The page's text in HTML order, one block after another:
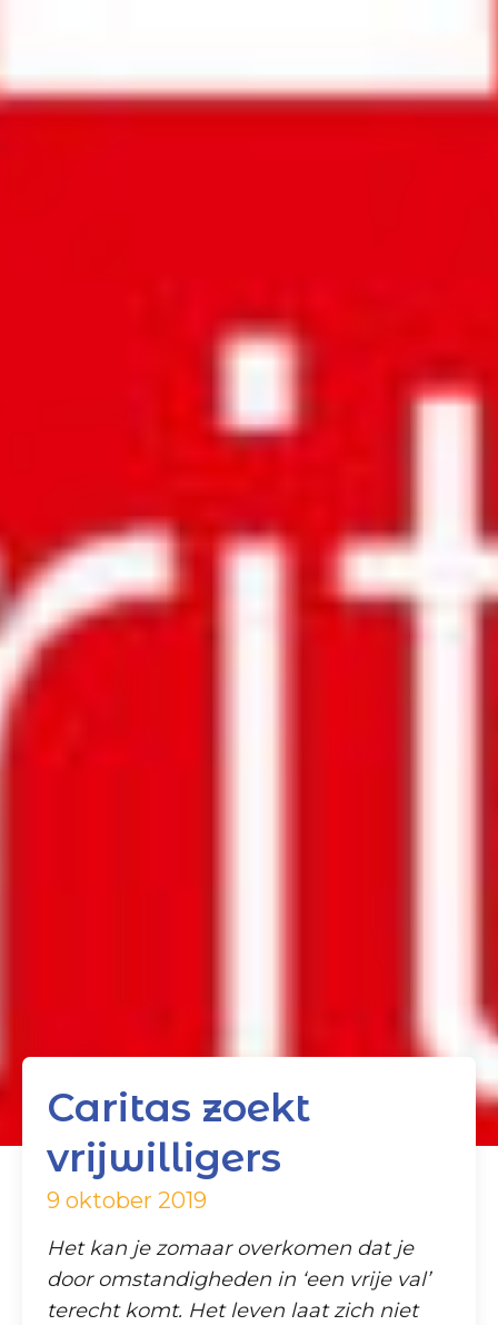
Caritas zoekt
vrijwilligers
9 oktober 2019
Het kan je zomaar overkomen dat je
door omstandigheden in ‘een vrije val’
terecht komt. Het leven laat zich niet